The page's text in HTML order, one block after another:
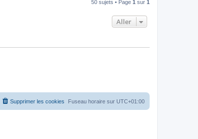
50 sujets • Page 1 sur 1
Aller
Fuseau horaire sur UTC+01:00
Supprimer les cookies